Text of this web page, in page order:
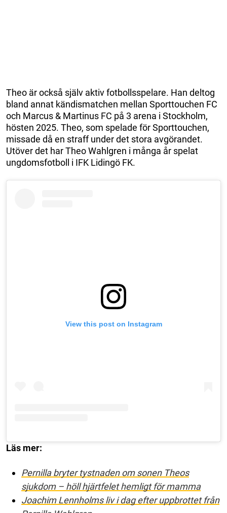
Theo är också själv aktiv fotbollsspelare. Han deltog
bland annat kändismatchen mellan Sporttouchen FC
och Marcus & Martinus FC på 3 arena i Stockholm,
hösten 2025. Theo, som spelade för Sporttouchen,
missade då en straff under det stora avgörandet.
Utöver det har Theo Wahlgren i många år spelat
ungdomsfotboll i IFK Lidingö FK.
View this post on Instagram
Läs mer:
Pernilla bryter tystnaden om sonen Theos
sjukdom – höll hjärtfelet hemligt för mamma
Joachim Lennholms liv i dag efter uppbrottet från